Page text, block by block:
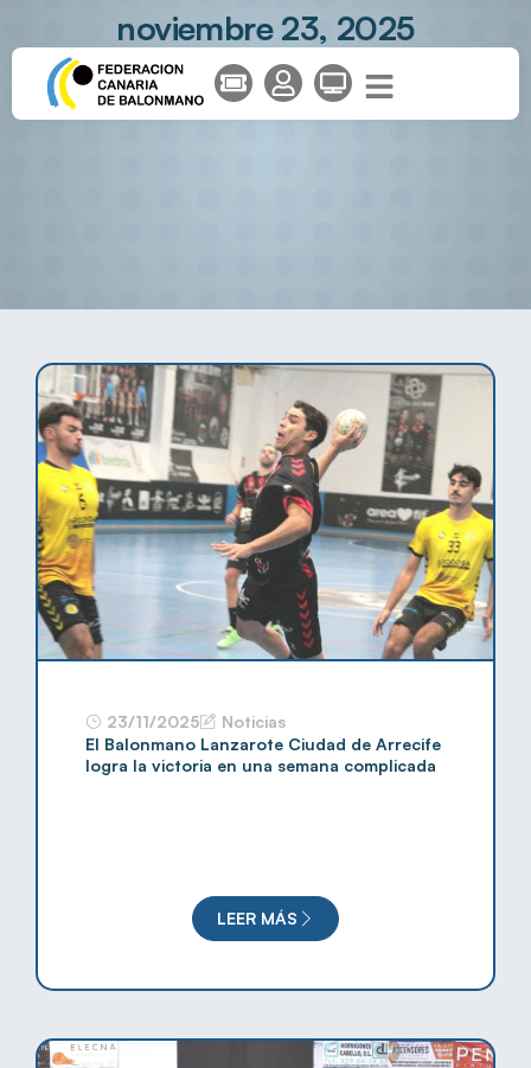
noviembre 23, 2025
23/11/2025
Noticias
El Balonmano Lanzarote Ciudad de Arrecife
logra la victoria en una semana complicada
LEER MÁS